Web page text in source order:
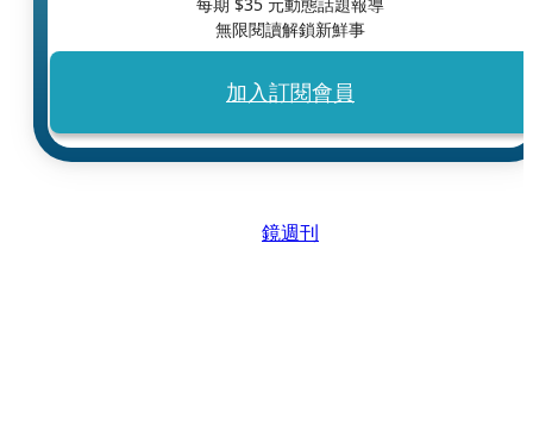
無限閱讀解鎖新鮮事
加入訂閱會員
鏡週刊